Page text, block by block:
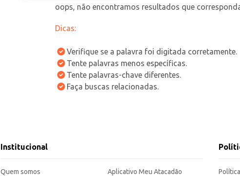
oops, não encontramos resultados que
Dicas:
Verifique se a palavra foi digitada corretamente.
Tente palavras menos específicas.
Tente palavras-chave diferentes.
Faça buscas relacionadas.
Institucional
Quem somos Aplicativo Meu Atacadão